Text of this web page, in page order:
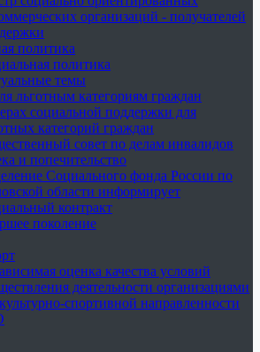
организаций - получателей
политика
политика
темы
льготным категориям граждан
социальной поддержки для
категорий граждан
совет по делам инвалидов
и попечительство
Социального фонда России по
области информирует
контракт
поколение
оценка качества условий
деятельности организациями
спортивной направленности